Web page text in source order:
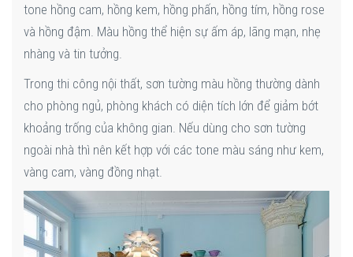
tone hồng cam, hồng kem, hồng phấn, hồng tím, hồng rose
và hồng đậm. Màu hồng thể hiện sự ấm áp, lãng mạn, nhẹ
nhàng và tin tưởng.
Trong thi công nội thất, sơn tường màu hồng thường dành
cho phòng ngủ, phòng khách có diện tích lớn để giảm bớt
khoảng trống của không gian. Nếu dùng cho sơn tường
ngoài nhà thì nên kết hợp với các tone màu sáng như kem,
vàng cam, vàng đồng nhạt.